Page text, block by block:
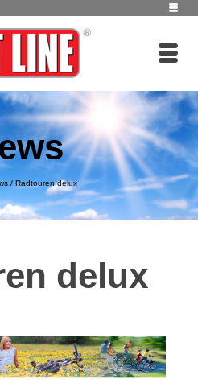
/ Radtouren delux
delux